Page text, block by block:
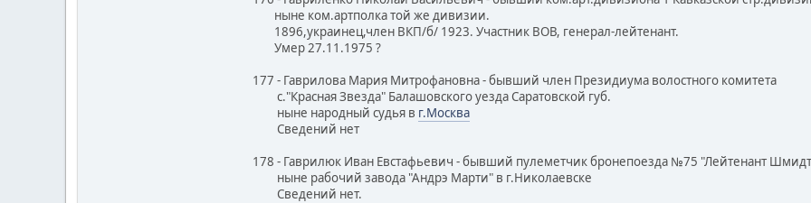
ныне ком.артполка той же дивизии.
1896,украинец,член ВКП/б/ 1923. Участник ВОВ, генерал-лейтенант.
Умер 27.11.1975 ?
177 - Гаврилова Мария Митрофановна - бывший член Президиума волостного комитета
с."Красная Звезда" Балашовского уезда Саратовской губ.
ныне народный судья в г.Москва
Сведений нет
178 - Гаврилюк Иван Евстафьевич - бывший пулеметчик бронепоезда №75 "Лейтенант
ныне рабочий завода "Андрэ Марти" в г.Николаевске
Сведений нет.